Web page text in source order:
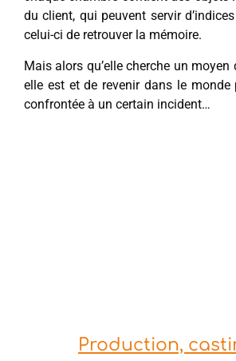
du client, qui peuvent servir
celui-ci de retrouver la mémoire.
Mais alors qu’elle cherche un moyen
elle est et de revenir dans le monde
confrontée à un certain incident…
Production,